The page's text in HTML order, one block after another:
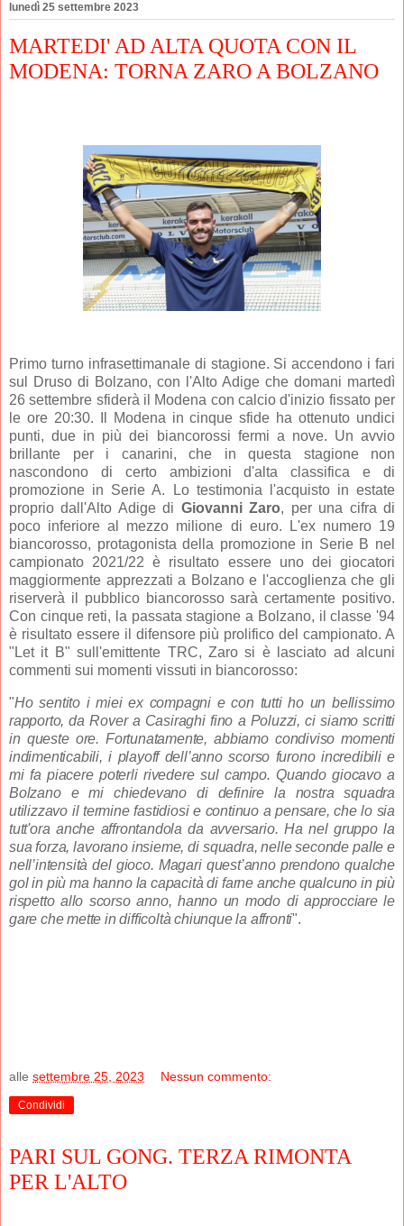
lunedì 25 settembre 2023
MARTEDI' AD ALTA QUOTA CON IL
MODENA: TORNA ZARO A BOLZANO
Primo turno infrasettimanale di stagione. Si accendono i fari
sul Druso di Bolzano, con l'Alto Adige che domani martedì
26 settembre sfiderà il Modena con calcio d'inizio fissato per
le ore 20:30. Il Modena in cinque sfide ha ottenuto undici
punti, due in più dei biancorossi fermi a nove. Un avvio
brillante per i canarini, che in questa stagione non
nascondono di certo ambizioni d'alta classifica e di
promozione in Serie A. Lo testimonia l'acquisto in estate
proprio dall'Alto Adige di Giovanni Zaro, per una cifra di
poco inferiore al mezzo milione di euro. L'ex numero 19
biancorosso, protagonista della promozione in Serie B nel
campionato 2021/22 è risultato essere uno dei giocatori
maggiormente apprezzati a Bolzano e l'accoglienza che gli
riserverà il pubblico biancorosso sarà certamente positivo.
Con cinque reti, la passata stagione a Bolzano, il classe '94
è risultato essere il difensore più prolifico del campionato. A
"Let it B" sull'emittente TRC, Zaro si è lasciato ad alcuni
commenti sui momenti vissuti in biancorosso:
"Ho sentito i miei ex compagni e con tutti ho un bellissimo
rapporto, da Rover a Casiraghi fino a Poluzzi, ci siamo scritti
in queste ore. Fortunatamente, abbiamo condiviso momenti
indimenticabili, i playoff dell’anno scorso furono incredibili e
mi fa piacere poterli rivedere sul campo. Quando giocavo a
Bolzano e mi chiedevano di definire la nostra squadra
utilizzavo il termine fastidiosi e continuo a pensare, che lo sia
tutt'ora anche affrontandola da avversario. Ha nel gruppo la
sua forza, lavorano insieme, di squadra, nelle seconde palle e
nell’intensità del gioco. Magari quest’anno prendono qualche
gol in più ma hanno la capacità di farne anche qualcuno in più
rispetto allo scorso anno, hanno un modo di approcciare le
gare che mette in difficoltà chiunque la affronti".
alle settembre 25, 2023 Nessun commento:
Condividi
PARI SUL GONG. TERZA RIMONTA
PER L'ALTO